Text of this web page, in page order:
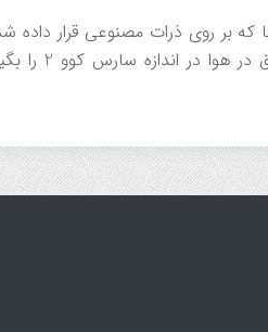
بر روی ذرات مصنوعی قرار داده